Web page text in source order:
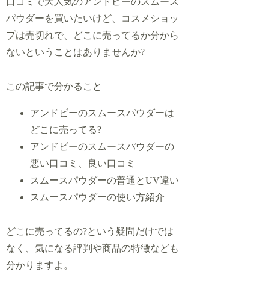
パウダーを買いたいけど、コスメショッ
プは売切れで、どこに売ってるか分から
ないということはありませんか?
この記事で分かること
アンドビーのスムースパウダーは
どこに売ってる?
アンドビーのスムースパウダーの
悪い口コミ、良い口コミ
スムースパウダーの普通とUV違い
スムースパウダーの使い方紹介
どこに売ってるの?という疑問だけでは
なく、気になる評判や商品の特徴なども
分かりますよ。